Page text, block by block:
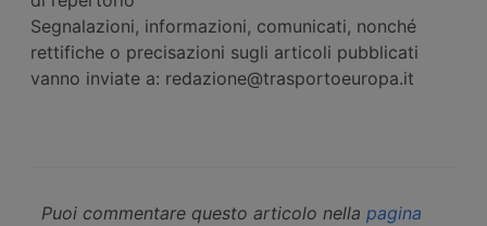
Segnalazioni, informazioni, comunicati, nonché
rettifiche o precisazioni sugli articoli pubblicati
vanno inviate a: redazione@trasportoeuropa.it
Puoi commentare questo articolo nella pagina